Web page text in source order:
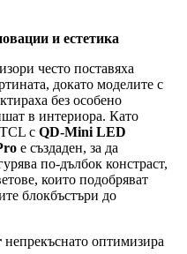
и естетика
често поставяха
докато моделите с
без особено
в интериора. Като
с QD-Mini LED
е създаден, за да
по-дълбок констраст,
които подобряват
блокбъстъри до
непрекъснато оптимизира